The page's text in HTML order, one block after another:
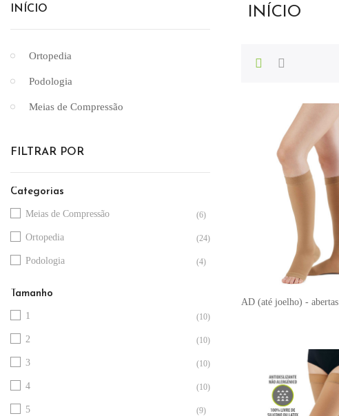
INÍCIO
Ortopedia
Podologia
Meias de Compressão
FILTRAR POR
Categorias
Meias de Compressão (6)
Ortopedia (24)
Podologia (4)
Tamanho
1 (10)
2 (10)
3 (10)
4 (10)
5 (9)
INÍCIO
AD (até joelho) - abertas